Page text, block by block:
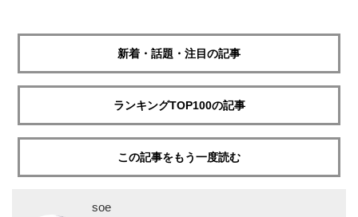
新着・話題・注目の記事
ランキングTOP100の記事
この記事をもう一度読む
soe